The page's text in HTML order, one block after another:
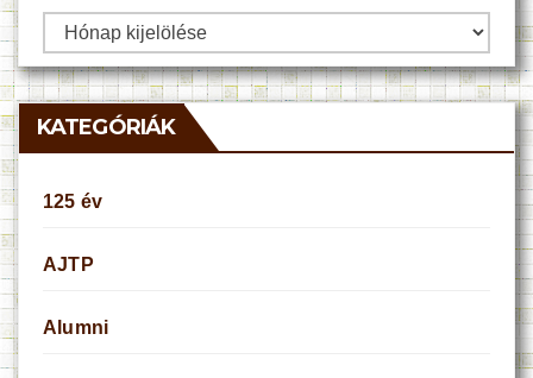
Archívum
KATEGÓRIÁK
125 év
AJTP
Alumni